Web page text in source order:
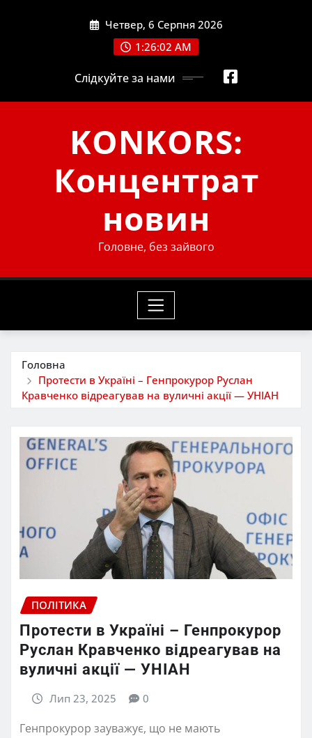
Четвер, 6 Серпня 2026
1:26:03 AM
Слідкуйте за нами
KONKORS:
Концентрат
новин
Головне, без зайвого
Головна
Протести в Україні – Генпрокурор Руслан
Кравченко відреагував на вуличні акції — УНІАН
ПОЛІТИКА
Протести в Україні – Генпрокурор
Руслан Кравченко відреагував на
вуличні акції — УНІАН
Лип 23, 2025 0
Генпрокурор зауважує, що не мають